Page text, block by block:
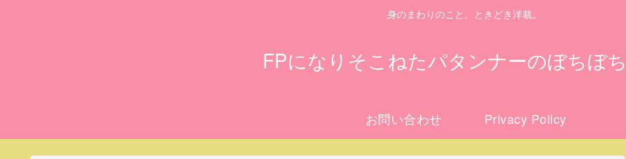
身のまわりのこと。ときどき洋裁。
FPになりそこねたパタンナーのぼちぼ
お問い合わせ Privacy Policy